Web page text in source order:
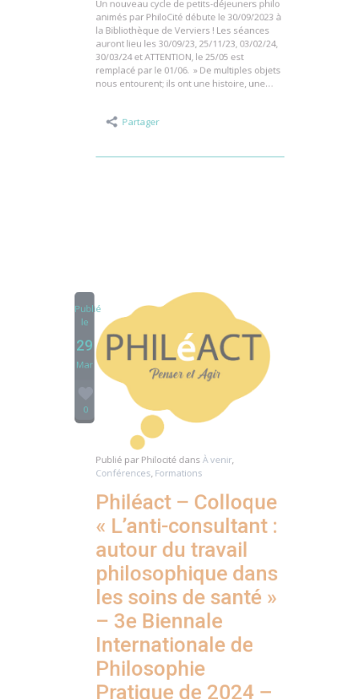
Un nouveau cycle de petits-déjeuners philo
animés par PhiloCité débute le 30/09/2023 à
la Bibliothèque de Verviers ! Les séances
auront lieu les 30/09/23, 25/11/23, 03/02/24,
30/03/24 et ATTENTION, le 25/05 est
nous entourent; ils ont une histoire, une…
29
Publié parPhilocité
Conférences
Philéact – Colloque
« L’anti-consultant :
autour du travail
philosophique dans
les soins de santé »
– 3e Biennale
Internationale de
Philosophie